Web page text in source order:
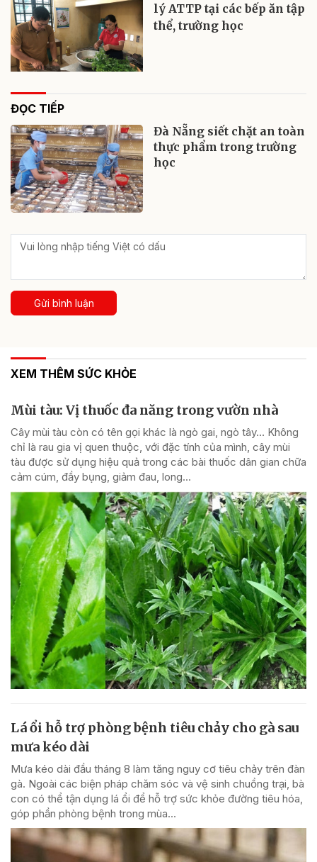
lý ATTP tại các bếp ăn tập
thể, trường học
ĐỌC TIẾP
Đà Nẵng siết chặt an toàn
thực phẩm trong trường
học
Gửi bình luận
XEM THÊM SỨC KHỎE
Mùi tàu: Vị thuốc đa năng trong vườn nhà
Cây mùi tàu còn có tên gọi khác là ngò gai, ngò tây… Không
chỉ là rau gia vị quen thuộc, với đặc tính của mình, cây mùi
tàu được sử dụng hiệu quả trong các bài thuốc dân gian chữa
cảm cúm, đầy bụng, giảm đau, long...
Lá ổi hỗ trợ phòng bệnh tiêu chảy cho gà sau
mưa kéo dài
Mưa kéo dài đầu tháng 8 làm tăng nguy cơ tiêu chảy trên đàn
gà. Ngoài các biện pháp chăm sóc và vệ sinh chuồng trại, bà
con có thể tận dụng lá ổi để hỗ trợ sức khỏe đường tiêu hóa,
góp phần phòng bệnh trong mùa...